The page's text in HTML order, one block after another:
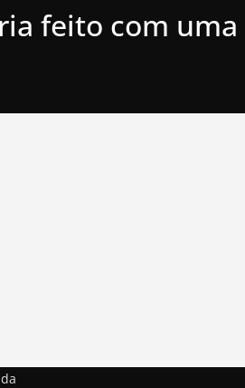
feito com uma